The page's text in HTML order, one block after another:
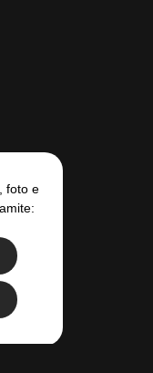
foto e